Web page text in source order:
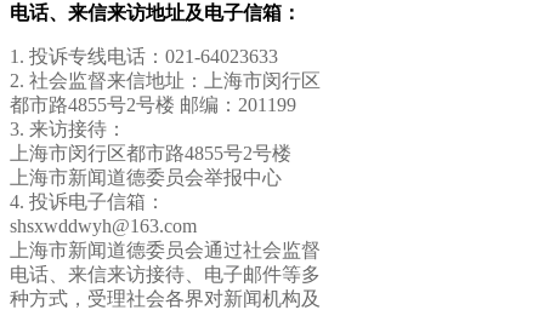
电话、来信来访地址及电子信箱：
1. 投诉专线电话：021-64023633
2. 社会监督来信地址：上海市闵行区
都市路4855号2号楼 邮编：201199
3. 来访接待：
上海市闵行区都市路4855号2号楼
上海市新闻道德委员会举报中心
4. 投诉电子信箱：
shsxwddwyh@163.com
上海市新闻道德委员会通过社会监督
电话、来信来访接待、电子邮件等多
种方式，受理社会各界对新闻机构及